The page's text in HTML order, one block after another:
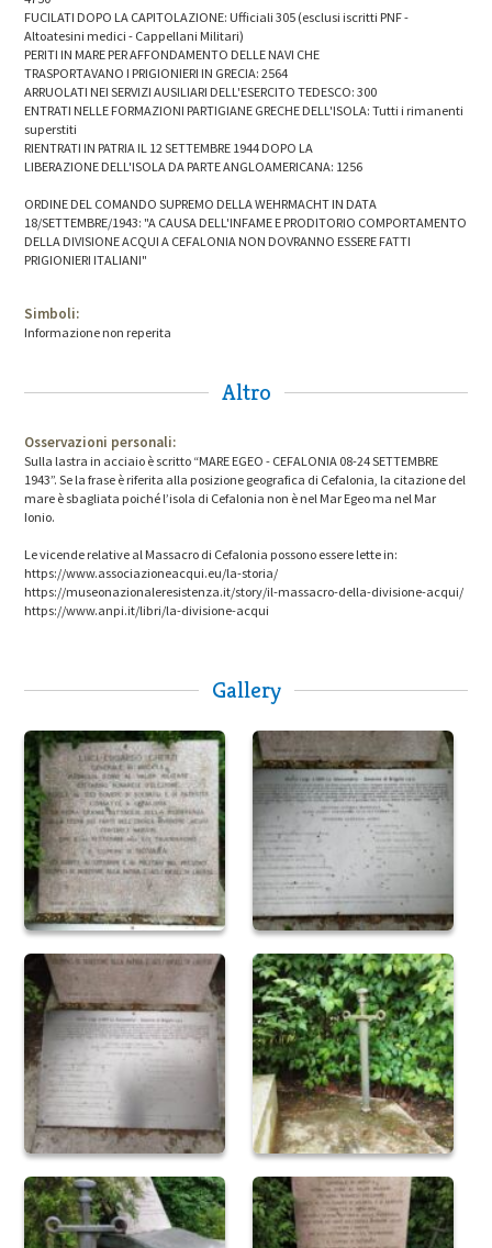
FUCILATI DOPO LA CAPITOLAZIONE: Ufficiali 305 (esclusi iscritti PNF -
Altoatesini medici - Cappellani Militari)
PERITI IN MARE PER AFFONDAMENTO DELLE NAVI CHE
TRASPORTAVANO I PRIGIONIERI IN GRECIA: 2564
ARRUOLATI NEI SERVIZI AUSILIARI DELL'ESERCITO TEDESCO: 300
ENTRATI NELLE FORMAZIONI PARTIGIANE GRECHE DELL'ISOLA: Tutti i rimanenti
superstiti
RIENTRATI IN PATRIA IL 12 SETTEMBRE 1944 DOPO LA
LIBERAZIONE DELL'ISOLA DA PARTE ANGLOAMERICANA: 1256
ORDINE DEL COMANDO SUPREMO DELLA WEHRMACHT IN DATA
18/SETTEMBRE/1943: "A CAUSA DELL'INFAME E PRODITORIO COMPORTAMENTO
DELLA DIVISIONE ACQUI A CEFALONIA NON DOVRANNO ESSERE FATTI
PRIGIONIERI ITALIANI"
Simboli:
Informazione non reperita
Altro
Osservazioni personali:
Sulla lastra in acciaio è scritto “MARE EGEO - CEFALONIA 08-24 SETTEMBRE
1943”. Se la frase è riferita alla posizione geografica di Cefalonia, la citazione del
mare è sbagliata poiché l’isola di Cefalonia non è nel Mar Egeo ma nel Mar
Ionio.
Le vicende relative al Massacro di Cefalonia possono essere lette in:
https://www.associazioneacqui.eu/la-storia/
https://museonazionaleresistenza.it/story/il-massacro-della-divisione-acqui/
https://www.anpi.it/libri/la-divisione-acqui
Gallery